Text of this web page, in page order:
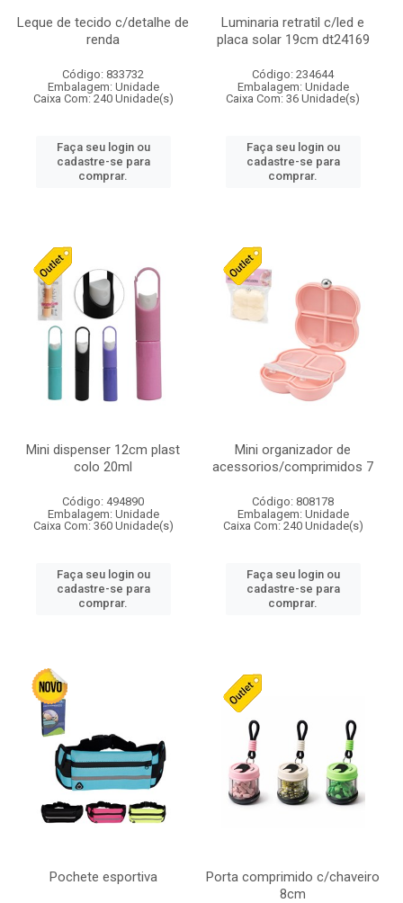
Leque de tecido c/detalhe de
renda
Código: 833732
Embalagem: Unidade
Caixa Com: 240 Unidade(s)
Faça seu login ou
cadastre-se para
comprar.
Luminaria retratil c/led e
placa solar 19cm dt24169
Código: 234644
Embalagem: Unidade
Caixa Com: 36 Unidade(s)
Faça seu login ou
cadastre-se para
comprar.
Mini dispenser 12cm plast
colo 20ml
Código: 494890
Embalagem: Unidade
Caixa Com: 360 Unidade(s)
Faça seu login ou
cadastre-se para
comprar.
Mini organizador de
acessorios/comprimidos 7
Código: 808178
Embalagem: Unidade
Caixa Com: 240 Unidade(s)
Faça seu login ou
cadastre-se para
comprar.
Pochete esportiva
Porta comprimido c/chaveiro
8cm